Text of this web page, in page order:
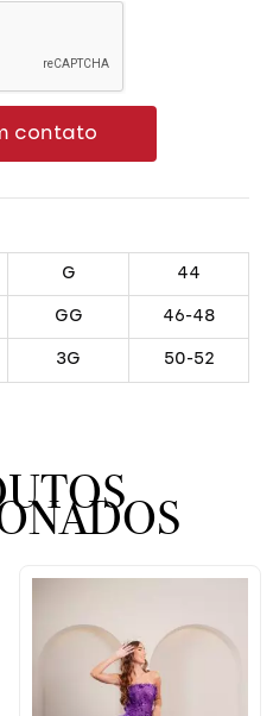
contato
G 44
GG 46-48
3G 50-52